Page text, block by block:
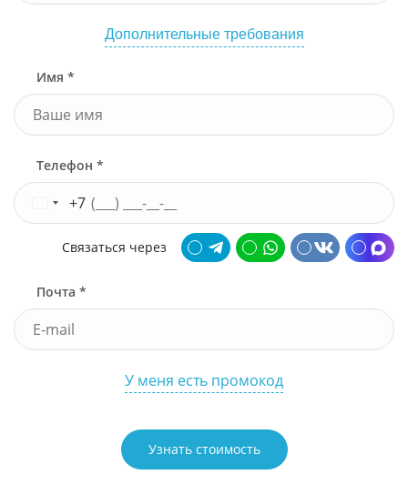
Дополнительные требования
Имя *
Телефон *
+7
Связаться через
Почта *
У меня есть промокод
Узнать стоимость